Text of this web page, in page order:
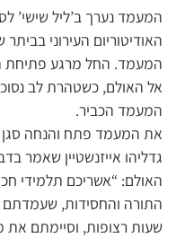
המעמד נערך ב’ליל שישי’
האודיטוריום העירוני
המעמד. החל מרגע פתיחת
אל האולם, כשטהרת לב
המעמד הכביר.
את המעמד פתח והנחה סגן
גדליהו אייזנשטיין שאמר
האולם: “אשריכם תלמידי
התורה והחסידות, שעמדתם
שעות רצופות, וסיימתם